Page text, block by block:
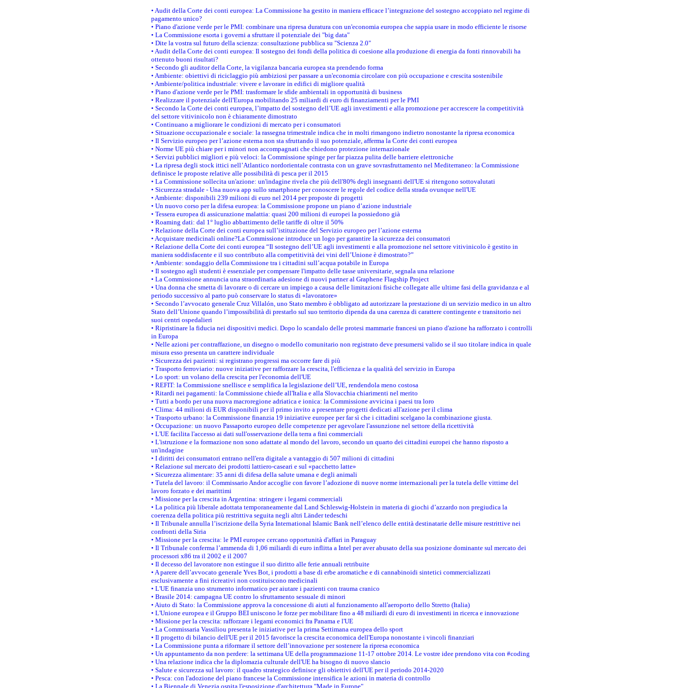
• Audit della Corte dei conti europea: La Commissione ha gestito in maniera efficace l’integrazione del sostegno accoppiato nel regime di
pagamento unico?
• Piano d'azione verde per le PMI: combinare una ripresa duratura con un'economia europea che sappia usare in modo efficiente le risorse
• La Commissione esorta i governi a sfruttare il potenziale dei "big data"
• Dite la vostra sul futuro della scienza: consultazione pubblica su "Scienza 2.0"
• Audit della Corte dei conti europea: Il sostegno dei fondi della politica di coesione alla produzione di energia da fonti rinnovabili ha
ottenuto buoni risultati?
• Secondo gli auditor della Corte, la vigilanza bancaria europea sta prendendo forma
• Ambiente: obiettivi di riciclaggio più ambiziosi per passare a un'economia circolare con più occupazione e crescita sostenibile
• Ambiente/politica industriale: vivere e lavorare in edifici di migliore qualità
• Piano d'azione verde per le PMI: trasformare le sfide ambientali in opportunità di business
• Realizzare il potenziale dell'Europa mobilitando 25 miliardi di euro di finanziamenti per le PMI
• Secondo la Corte dei conti europea, l’impatto del sostegno dell’UE agli investimenti e alla promozione per accrescere la competitività
del settore vitivinicolo non è chiaramente dimostrato
• Continuano a migliorare le condizioni di mercato per i consumatori
• Situazione occupazionale e sociale: la rassegna trimestrale indica che in molti rimangono indietro nonostante la ripresa economica
• Il Servizio europeo per l’azione esterna non sta sfruttando il suo potenziale, afferma la Corte dei conti europea
• Norme UE più chiare per i minori non accompagnati che chiedono protezione internazionale
• Servizi pubblici migliori e più veloci: la Commissione spinge per far piazza pulita delle barriere elettroniche
• La ripresa degli stock ittici nell’Atlantico nordorientale contrasta con un grave sovrasfruttamento nel Mediterraneo: la Commissione
definisce le proposte relative alle possibilità di pesca per il 2015
• La Commissione sollecita un'azione: un'indagine rivela che più dell'80% degli insegnanti dell'UE si ritengono sottovalutati
• Sicurezza stradale - Una nuova app sullo smartphone per conoscere le regole del codice della strada ovunque nell'UE
• Ambiente: disponibili 239 milioni di euro nel 2014 per proposte di progetti
• Un nuovo corso per la difesa europea: la Commissione propone un piano d’azione industriale
• Tessera europea di assicurazione malattia: quasi 200 milioni di europei la possiedono già
• Roaming dati: dal 1° luglio abbattimento delle tariffe di oltre il 50%
• Relazione della Corte dei conti europea sull’istituzione del Servizio europeo per l’azione esterna
• Acquistare medicinali online?La Commissione introduce un logo per garantire la sicurezza dei consumatori
• Relazione della Corte dei conti europea “Il sostegno dell’UE agli investimenti e alla promozione nel settore vitivinicolo è gestito in
maniera soddisfacente e il suo contributo alla competitività dei vini dell’Unione è dimostrato?”
• Ambiente: sondaggio della Commissione tra i cittadini sull’acqua potabile in Europa
• Il sostegno agli studenti è essenziale per compensare l'impatto delle tasse universitarie, segnala una relazione
• La Commissione annuncia una straordinaria adesione di nuovi partner al Graphene Flagship Project
• Una donna che smetta di lavorare o di cercare un impiego a causa delle limitazioni fisiche collegate alle ultime fasi della gravidanza e al
periodo successivo al parto può conservare lo status di «lavoratore»
• Secondo l’avvocato generale Cruz Villalón, uno Stato membro è obbligato ad autorizzare la prestazione di un servizio medico in un altro
Stato dell’Unione quando l’impossibilità di prestarlo sul suo territorio dipenda da una carenza di carattere contingente e transitorio nei
suoi centri ospedalieri
• Ripristinare la fiducia nei dispositivi medici. Dopo lo scandalo delle protesi mammarie francesi un piano d'azione ha rafforzato i controlli
in Europa
• Nelle azioni per contraffazione, un disegno o modello comunitario non registrato deve presumersi valido se il suo titolare indica in quale
misura esso presenta un carattere individuale
• Sicurezza dei pazienti: si registrano progressi ma occorre fare di più
• Trasporto ferroviario: nuove iniziative per rafforzare la crescita, l'efficienza e la qualità del servizio in Europa
• Lo sport: un volano della crescita per l'economia dell'UE
• REFIT: la Commissione snellisce e semplifica la legislazione dell’UE, rendendola meno costosa
• Ritardi nei pagamenti: la Commissione chiede all'Italia e alla Slovacchia chiarimenti nel merito
• Tutti a bordo per una nuova macroregione adriatica e ionica: la Commissione avvicina i paesi tra loro
• Clima: 44 milioni di EUR disponibili per il primo invito a presentare progetti dedicati all'azione per il clima
• Trasporto urbano: la Commissione finanzia 19 iniziative europee per far sì che i cittadini scelgano la combinazione giusta.
• Occupazione: un nuovo Passaporto europeo delle competenze per agevolare l'assunzione nel settore della ricettività
• L'UE facilita l'accesso ai dati sull'osservazione della terra a fini commerciali
• L'istruzione e la formazione non sono adattate al mondo del lavoro, secondo un quarto dei cittadini europei che hanno risposto a
un'indagine
• I diritti dei consumatori entrano nell'era digitale a vantaggio di 507 milioni di cittadini
• Relazione sul mercato dei prodotti lattiero-caseari e sul «pacchetto latte»
• Sicurezza alimentare: 35 anni di difesa della salute umana e degli animali
• Tutela del lavoro: il Commissario Andor accoglie con favore l’adozione di nuove norme internazionali per la tutela delle vittime del
lavoro forzato e dei marittimi
• Missione per la crescita in Argentina: stringere i legami commerciali
• La politica più liberale adottata temporaneamente dal Land Schleswig-Holstein in materia di giochi d’azzardo non pregiudica la
coerenza della politica più restrittiva seguita negli altri Länder tedeschi
• Il Tribunale annulla l’iscrizione della Syria International Islamic Bank nell’elenco delle entità destinatarie delle misure restrittive nei
confronti della Siria
• Missione per la crescita: le PMI europee cercano opportunità d'affari in Paraguay
• Il Tribunale conferma l’ammenda di 1,06 miliardi di euro inflitta a Intel per aver abusato della sua posizione dominante sul mercato dei
processori x86 tra il 2002 e il 2007
• Il decesso del lavoratore non estingue il suo diritto alle ferie annuali retribuite
• A parere dell’avvocato generale Yves Bot, i prodotti a base di erbe aromatiche e di cannabinoidi sintetici commercializzati
esclusivamente a fini ricreativi non costituiscono medicinali
• L'UE finanzia uno strumento informatico per aiutare i pazienti con trauma cranico
• Brasile 2014: campagna UE contro lo sfruttamento sessuale di minori
• Aiuto di Stato: la Commissione approva la concessione di aiuti al funzionamento all'aeroporto dello Stretto (Italia)
• L'Unione europea e il Gruppo BEI uniscono le forze per mobilitare fino a 48 miliardi di euro di investimenti in ricerca e innovazione
• Missione per la crescita: rafforzare i legami economici fra Panama e l'UE
• La Commissaria Vassiliou presenta le iniziative per la prima Settimana europea dello sport
• Il progetto di bilancio dell'UE per il 2015 favorisce la crescita economica dell'Europa nonostante i vincoli finanziari
• La Commissione punta a riformare il settore dell’innovazione per sostenere la ripresa economica
• Un appuntamento da non perdere: la settimana UE della programmazione 11-17 ottobre 2014. Le vostre idee prendono vita con #coding
• Una relazione indica che la diplomazia culturale dell'UE ha bisogno di nuovo slancio
• Salute e sicurezza sul lavoro: il quadro strategico definisce gli obiettivi dell'UE per il periodo 2014-2020
• Pesca: con l'adozione del piano francese la Commissione intensifica le azioni in materia di controllo
• La Biennale di Venezia ospita l'esposizione d'architettura "Made in Europe"